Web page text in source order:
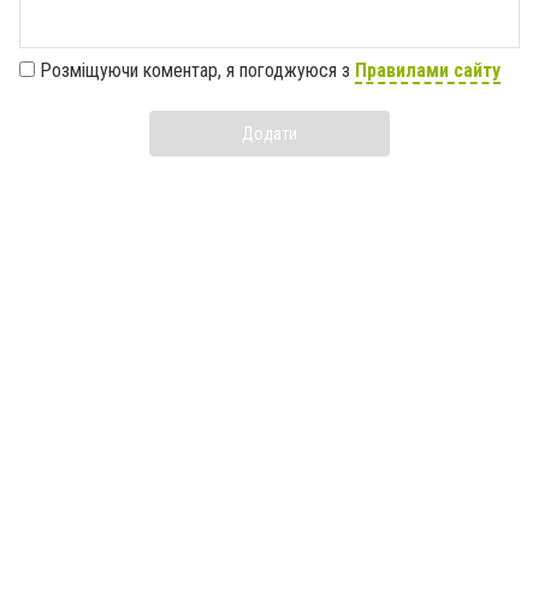
Розміщуючи коментар, я погоджуюся з Правилами сайту
Додати